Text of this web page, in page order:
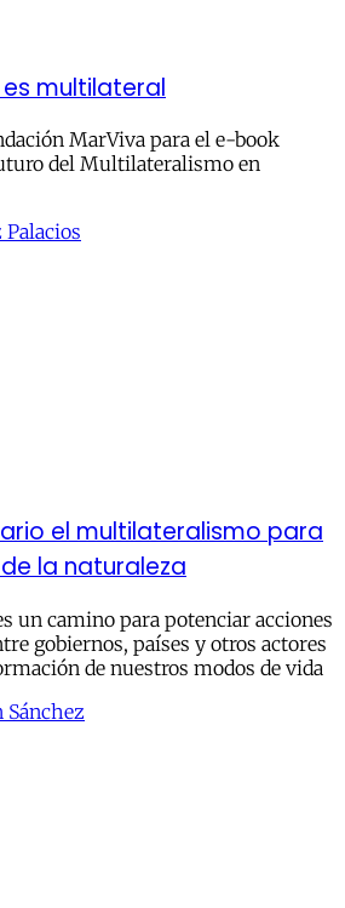
multilateral
MarViva para el e-book
del Multilateralismo en
el multilateralismo para
la naturaleza
un camino para potenciar acciones
gobiernos, países y otros actores
de nuestros modos de vida
Sánchez